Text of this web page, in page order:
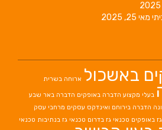
מאי 25, 2025
באשכול ארוחה בשרית
בעלי מקצוע הדברה באופקים הדברה באר שבע
הדברה בירוחם ואינדקס עסקים מרחבי עסק
באופקים טכנאי גז בדרום טכנאי גז בנתיבות טכנאי